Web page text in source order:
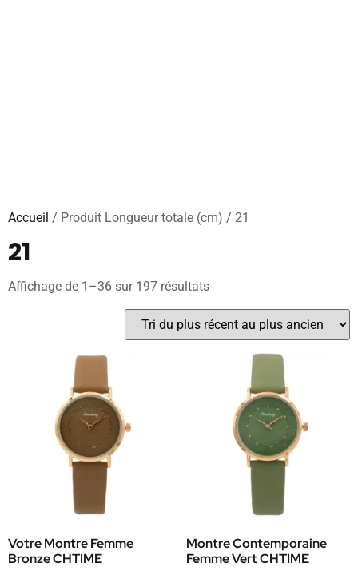
Accueil / Produit Longueur totale (cm) / 21
21
Affichage de 1–36 sur 197 résultats
Votre Montre Femme
Bronze CHTIME
Montre Contemporaine
Femme Vert CHTIME